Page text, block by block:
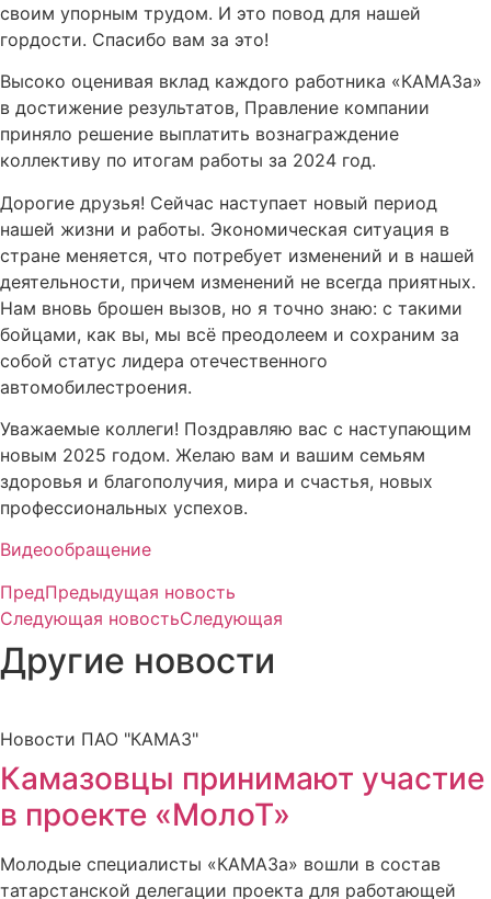
своим упорным трудом. И это повод для нашей
гордости. Спасибо вам за это!
Высоко оценивая вклад каждого работника «КАМАЗа»
в достижение результатов, Правление компании
приняло решение выплатить вознаграждение
коллективу по итогам работы за 2024 год.
Дорогие друзья! Сейчас наступает новый период
нашей жизни и работы. Экономическая ситуация в
стране меняется, что потребует изменений и в нашей
деятельности, причем изменений не всегда приятных.
Нам вновь брошен вызов, но я точно знаю: с такими
бойцами, как вы, мы всё преодолеем и сохраним за
собой статус лидера отечественного
автомобилестроения.
Уважаемые коллеги! Поздравляю вас с наступающим
новым 2025 годом. Желаю вам и вашим семьям
здоровья и благополучия, мира и счастья, новых
профессиональных успехов.
Видеообращение
ПредПредыдущая новость
Следующая новостьСледующая
Другие новости
Новости ПАО "КАМАЗ"
Камазовцы принимают участие
в проекте «МолоТ»
Молодые специалисты «КАМАЗа» вошли в состав
татарстанской делегации проекта для работающей